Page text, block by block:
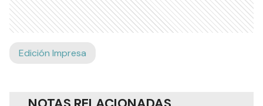
Edición Impresa